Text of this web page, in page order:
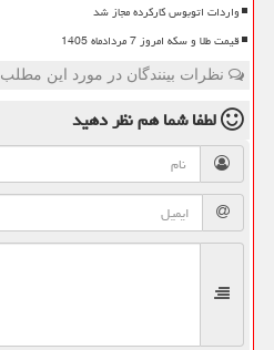
واردات اتوبوس کارکرده مجاز شد
قیمت طلا و سکه امروز 7 مردادماه 1405
نظرات بینندگان در مورد این مطلب
لطفا شما همنظر دهید